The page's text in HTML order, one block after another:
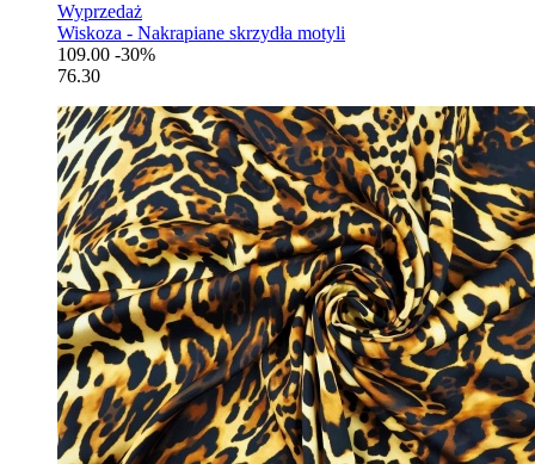
Wyprzedaż
Wiskoza - Nakrapiane skrzydła motyli
109.00 -30%
76.30